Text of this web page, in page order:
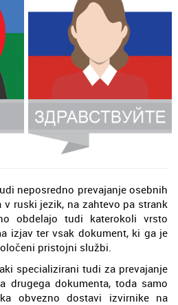
neposredno prevajanje osebnih
ruski jezik, na zahtevo pa strank
obdelajo tudi katerokoli vrsto
izjav ter vsak dokument, ki ga je
pristojni službi.
specializirani tudi za prevajanje
drugega dokumenta, toda samo
obvezno dostavi izvirnike na